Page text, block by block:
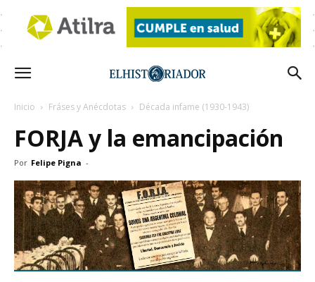
Inicio Fráses y Anécdotas Década infame (1930-1943)
FORJA y la emancipación
Por Felipe Pigna -